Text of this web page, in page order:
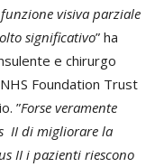
visiva parziale
significativo” ha
e chirurgo
Foundation Trust
”Forse veramente
II di migliorare la
II i pazienti riescono